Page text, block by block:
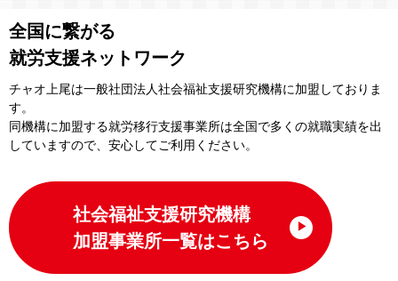
全国に繋がる
就労支援ネットワーク
チャオ上尾は一般社団法⼈社会福祉⽀援研究機構に加盟しておりま
す。
同機構に加盟する就労移⾏⽀援事業所は全国で多くの就職実績を出
していますので、安⼼してご利⽤ください。
社会福祉支援研究機構
加盟事業所一覧はこちら